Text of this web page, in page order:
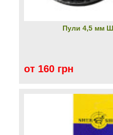
Пули 4,5 мм
от 160 грн